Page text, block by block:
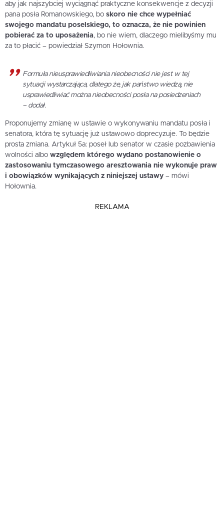
aby jak najszybciej wyciągnąć praktyczne konsekwencje z decyzji
pana posła Romanowskiego, bo skoro nie chce wypełniać
swojego mandatu poselskiego, to oznacza, że nie powinien
pobierać za to uposażenia, bo nie wiem, dlaczego mielibyśmy mu
za to płacić – powiedział Szymon Hołownia.
Formuła nieusprawiedliwiania nieobecności nie jest w tej
sytuacji wystarczająca, dlatego że, jak państwo wiedzą, nie
usprawiedliwiać można nieobecności posła na posiedzeniach
– dodał.
Proponujemy zmianę w ustawie o wykonywaniu mandatu posła i
senatora, która tę sytuację już ustawowo doprecyzuje. To będzie
prosta zmiana. Artykuł 5a: poseł lub senator w czasie pozbawienia
wolności albo względem którego wydano postanowienie o
zastosowaniu tymczasowego aresztowania nie wykonuje praw
i obowiązków wynikających z niniejszej ustawy – mówi
Hołownia.
REKLAMA